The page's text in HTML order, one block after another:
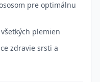
pre optimálnu
plemien
zdravie srsti a